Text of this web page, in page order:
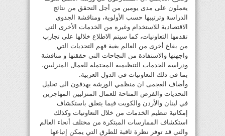
يعملون على مدى يومين من أجل التحقق من نتائج
الدراسة وترتيبها حسب الأولوية، ومناقشة الجدوى
الاقتصادية للاستخدام وغيره من الخدمات الأخرى التي
تقدمها التعاونيات، كما سيتم الاطلاع خلالها على تجارب
من بقاع أخرى من العالم بغية فهم التحديات التي
واجهتها والاستفادة من النجاحات التي حققتها و مناقشة
ودراسة الخدمات التنظيمية المحتملة للعمال المنزليين،
بما في ذلك التعاونيات في الدول العربية.
وأضاف العجمى ان منظمي الورشة يهدفون الى تحليل
التحديات والفرص المتاحة للعمال المنزليين المهاجرين
في لبنان والأردن والكويت فيما يتعلق باستكشاف
إمكانية تنظيم الخدمات من خلال التعاونيات وكذلك
استكشاف الممارسات المبتكرة من مختلف أنحاء العالم
والتي قد توفر نظرة ثاقبة للطرق التي يمكن إتباعها